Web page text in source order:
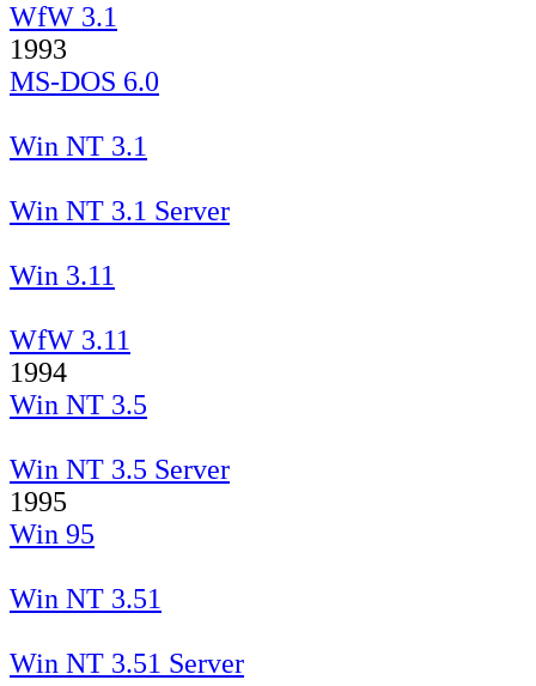
WfW 3.1
1993
MS-DOS 6.0
Win NT 3.1
Win NT 3.1 Server
Win 3.11
WfW 3.11
1994
Win NT 3.5
Win NT 3.5 Server
1995
Win 95
Win NT 3.51
Win NT 3.51 Server